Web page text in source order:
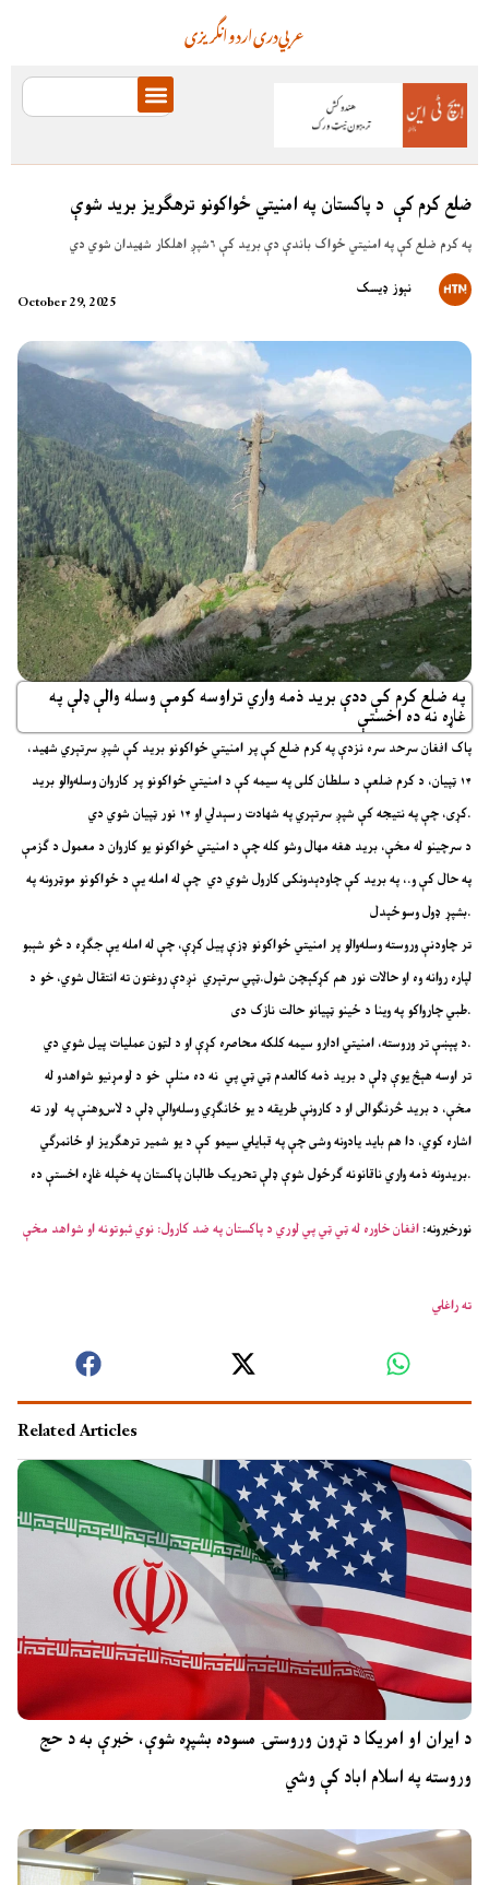
انگریزیاردودریعربي
ضلع کرم کې د پاکستان په امنیتي ځواکونو ترهګریز برید شوې
په کرم ضلع کې په امنیتي ځواک باندې دې برید کې ۶شپږ اهلکار شهیدان شوي دي
October 29, 2025
نېوز ډیسک
په ضلع کرم کې ددې برید ذمه واري تراوسه کومې وسله والې ډلې په
غاړه نه ده اخستې
پاک افغان سرحد سره نزدې په کرم ضلع کې پر امنیتي ځواکونو برید کې شپږ سرتېري شهید،
۱۴ ټپیان، د کرم ضلعې د سلطان کلی په سیمه کې د امنیتي ځواکونو پر کاروان وسله‌والو برید
کړی، چې په نتیجه کې شپږ سرتېري په شهادت رسېدلي او ۱۴ نور ټپیان شوي دي.
د سرچینو له مخې، برید هغه مهال وشو کله چې د امنیتي ځواکونو یو کاروان د معمول د ګزمې
په حال کې و.، په برید کې چاودېدونکی کارول شوي دي چې له امله یې د ځواکونو موټرونه په
بشپړ ډول وسوځېدل.
تر چاودنې وروسته وسله‌والو پر امنیتي ځواکونو ډزې پيل کړې، چې له امله یې جګړه د څو شېبو
لپاره روانه وه او حالات نور هم کړکېچن شول.ټپي سرتېري نږدې روغتون ته انتقال شوي، خو د
طبي چارواکو په وینا د ځینو ټپیانو حالت نازک دی.
د پېښې تر وروسته، امنیتي ادارو سیمه کلکه محاصره کړې او د لټون عملیات پیل شوي دي.
مخې، د برید څرنګوالی او د کارونې طریقه د یو ځانګړي وسله‌والې ډلې د لاس‌وهنې په لور ته
اشاره کوي، دا هم باید یادونه وشی چې په قبایلي سیمو کې د یو شمیر ترهګریز او ځانمرګي
بریدونه ذمه واري ناقانونه ګرځول شوې ډلې تحریک طالبان پاکستان په خپله غاړه اخستې ده.
نورخبرونه:افغان خاوره له ټي ټي پي لوري د پاکستان په ضد کارول: نوي ثبوتونه او شواهد مخې
ته راغلي
Related Articles
د ایران او امریکا د تړون وروستۍ مسوده بشپړه شوې، خبرې به د حج
وروسته په اسلام اباد کې وشي